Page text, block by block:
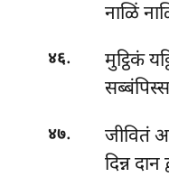
नाळिं
४६.
मुट्ठिकं
४७.
जीवितं
दिन्न